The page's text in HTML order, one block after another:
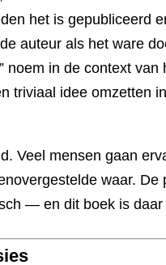
het is gepubliceerd
auteur als het ware
noem in de context
triviaal idee omzetten
Veel mensen gaan
waar.
— en dit boek is